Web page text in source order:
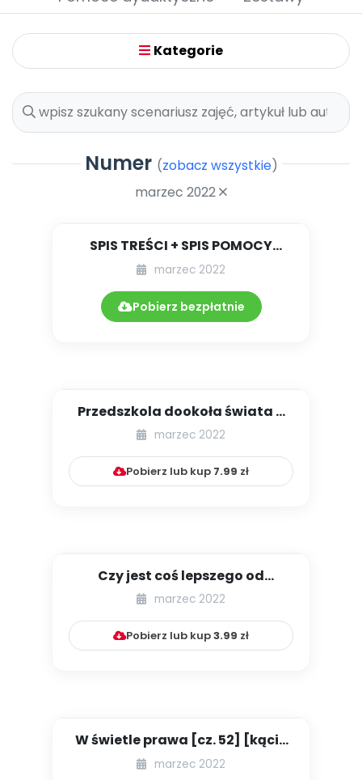
Pomoc
Kategorie
Numer (zobacz wszystkie)
marzec 2022
SPIS TREŚCI + SPIS POMOCY
DYDAKTYCZNYCH 03.246/2022
marzec 2022
Pobierz bezpłatnie
Przedszkola dookoła świata –
Dubaj
marzec 2022
Pobierz lub kup 7.99 zł
Czy jest coś lepszego od
nagród? Satysfakcja
marzec 2022
Pobierz lub kup3.99 zł
W świetle prawa [cz. 52] [kącik
eksperta]
marzec 2022